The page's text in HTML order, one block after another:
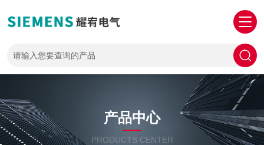
产品中心
PRODUCTS CENTER